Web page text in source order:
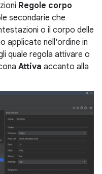
Regole corpo
secondarie che
o il corpo delle
applicate nell'ordine in
quale regola attivare o
Attiva accanto alla